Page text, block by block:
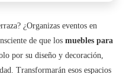
¿Organizas eventos en
de que los muebles para
por su diseño y decoración,
Transformarán esos espacios